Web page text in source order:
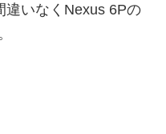
違いなくNexus 6Pの